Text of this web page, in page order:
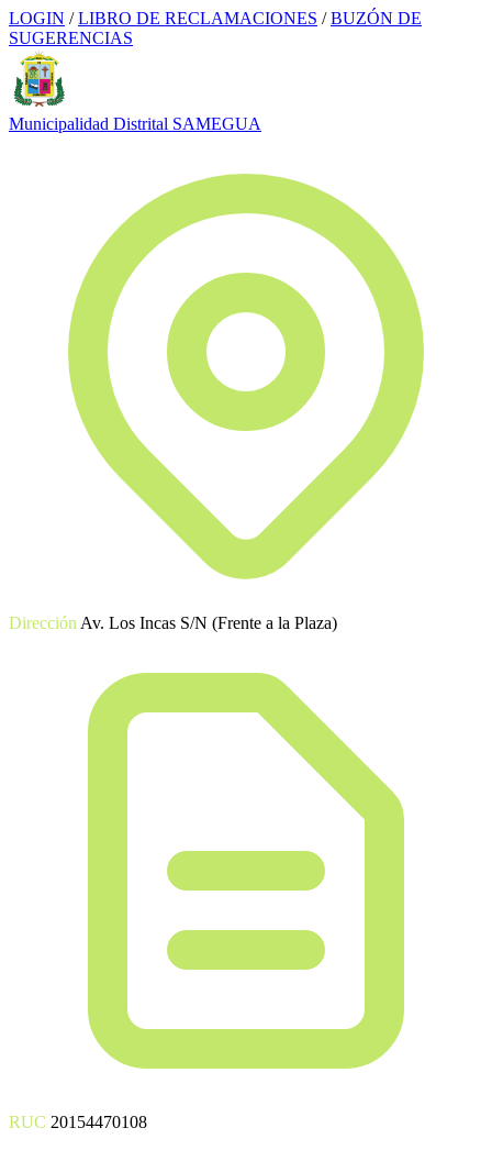
LOGIN / LIBRO DE RECLAMACIONES / BUZÓN DE
SUGERENCIAS
Municipalidad Distrital SAMEGUA
Dirección Av. Los Incas S/N (Frente a la Plaza)
RUC 20154470108